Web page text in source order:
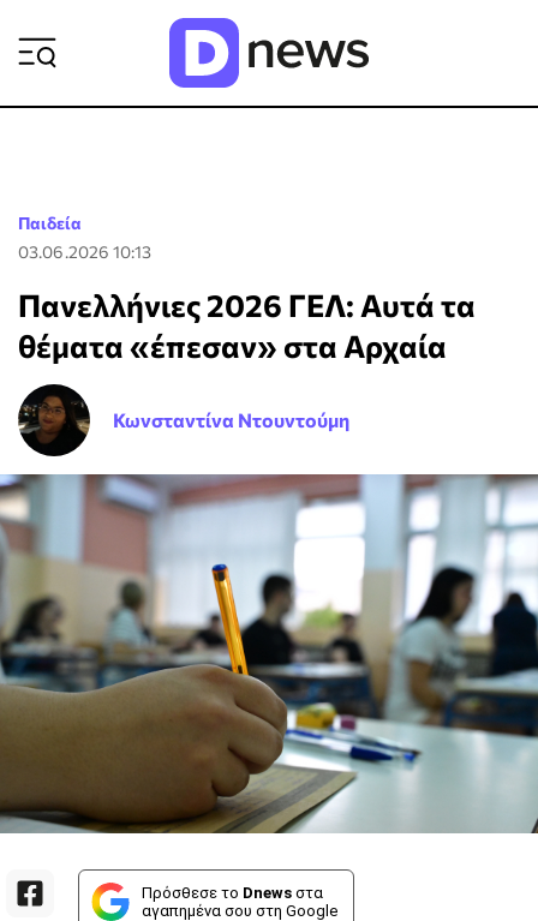
Παιδεία
03.06.2026 10:13
Πανελλήνιες 2026 ΓΕΛ: Αυτά τα
θέματα «έπεσαν» στα Αρχαία
Κωνσταντίνα Ντουντούμη
Πρόσθεσε το Dnews στα
αγαπημένα σου στη Google